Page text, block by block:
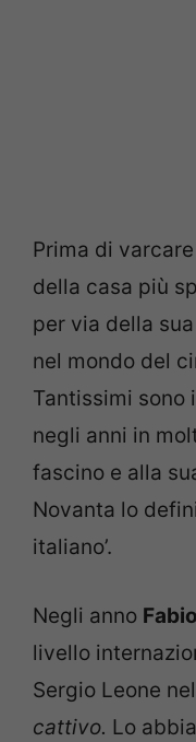
Prima di
della casa più
per via della
nel mondo del
Tantissimi sono
negli anni in
fascino e alla
Novanta lo
italiano’.
Negli anno
livello
Sergio Leone
cattivo. Lo